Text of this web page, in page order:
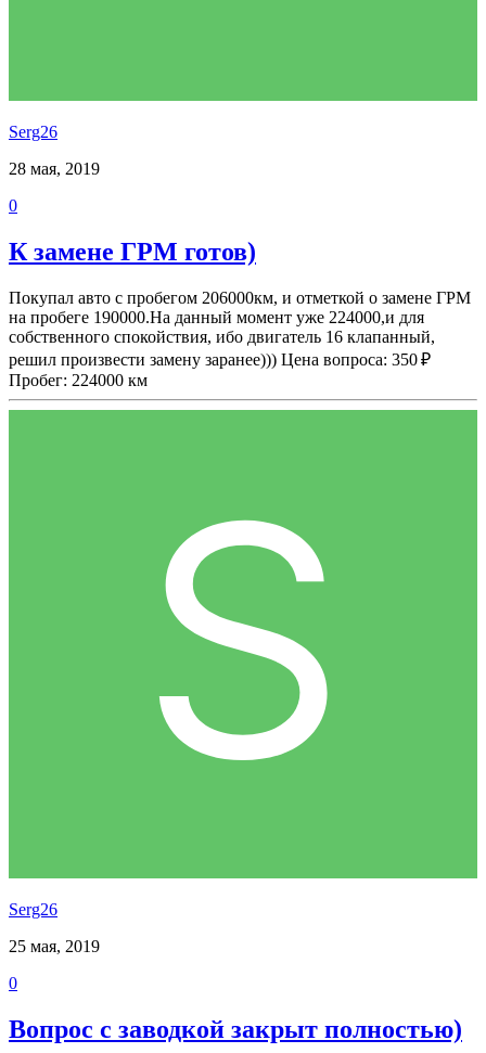
Serg26
28 мая, 2019
0
К замене ГРМ готов)
Покупал авто с пробегом 206000км, и отметкой о замене ГРМ
на пробеге 190000.На данный момент уже 224000,и для
собственного спокойствия, ибо двигатель 16 клапанный,
решил произвести замену заранее))) Цена вопроса: 350 ₽
Пробег: 224000 км
Serg26
25 мая, 2019
0
Вопрос с заводкой закрыт полностью)